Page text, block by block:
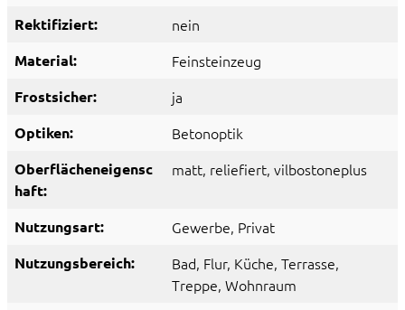
Rektifiziert: nein
Material: Feinsteinzeug
Frostsicher: ja
Optiken: Betonoptik
Oberflächeneigensc
haft:
matt, reliefiert, vilbostoneplus
Nutzungsart: Gewerbe, Privat
Nutzungsbereich: Bad, Flur, Küche, Terrasse,
Treppe, Wohnraum